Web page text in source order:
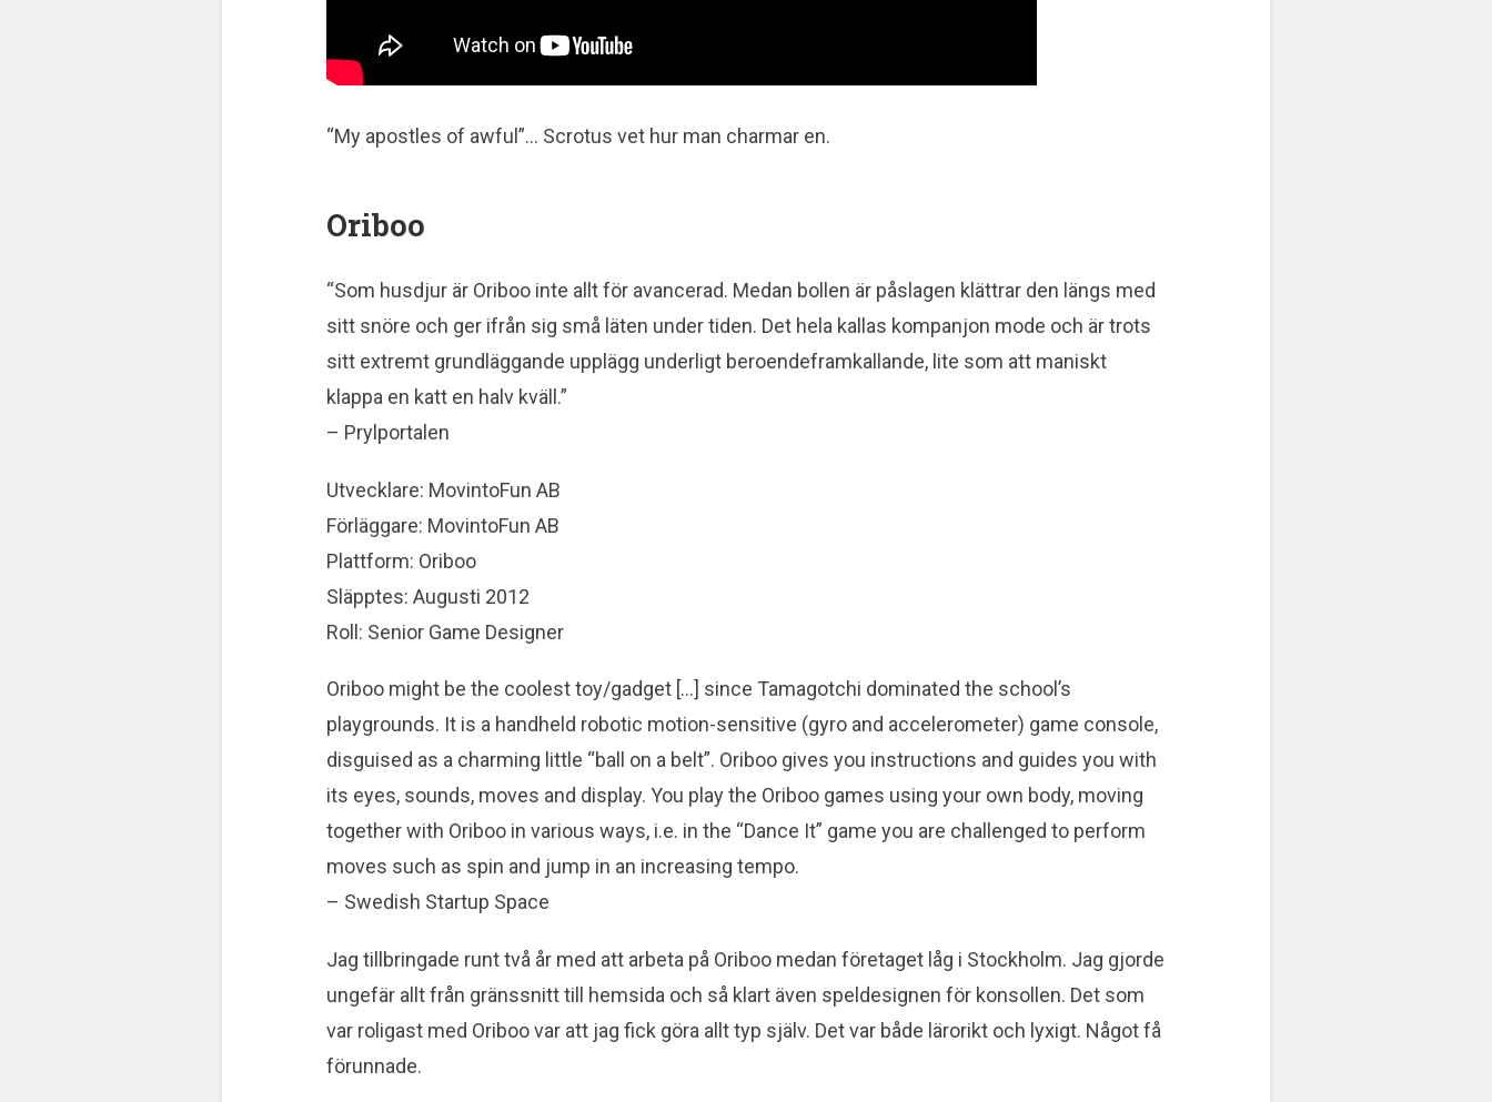
“My apostles of awful”… Scrotus vet hur man charmar en.
Oriboo
“Som husdjur är Oriboo inte allt för avancerad. Medan bollen är påslagen klättrar den längs med
sitt snöre och ger ifrån sig små läten under tiden. Det hela kallas kompanjon mode och är trots
sitt extremt grundläggande upplägg underligt beroendeframkallande, lite som att maniskt
klappa en katt en halv kväll.”
– Prylportalen
Utvecklare: MovintoFun AB
Förläggare: MovintoFun AB
Plattform: Oriboo
Släpptes: Augusti 2012
Roll: Senior Game Designer
Oriboo might be the coolest toy/gadget […] since Tamagotchi dominated the school’s
playgrounds. It is a handheld robotic motion-sensitive (gyro and accelerometer) game console,
disguised as a charming little “ball on a belt”. Oriboo gives you instructions and guides you with
its eyes, sounds, moves and display. You play the Oriboo games using your own body, moving
together with Oriboo in various ways, i.e. in the “Dance It” game you are challenged to perform
moves such as spin and jump in an increasing tempo.
– Swedish Startup Space
Jag tillbringade runt två år med att arbeta på Oriboo medan företaget låg i Stockholm. Jag gjorde
ungefär allt från gränssnitt till hemsida och så klart även speldesignen för konsollen. Det som
var roligast med Oriboo var att jag fick göra allt typ själv. Det var både lärorikt och lyxigt. Något få
förunnade.